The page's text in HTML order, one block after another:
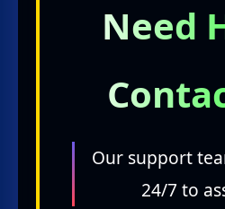
Need
Our support
24/7 to